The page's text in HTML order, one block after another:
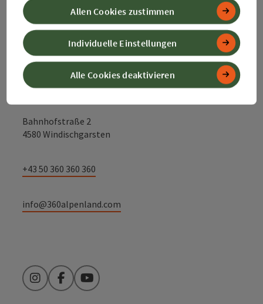
Kontakt
Alpenland Tourismus GmbH
Bahnhofstraße 2
4580 Windischgarsten
+43 50 360 360 360
info@360alpenland.com
InstagramFacebookYouTube
Alle Cookies deaktivieren
Individuelle Einstellungen
Allen Cookies zustimmen